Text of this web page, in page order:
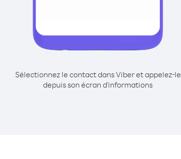
Sélectionnez le contact dans Viber et appelez-le
depuis son écran d'informations